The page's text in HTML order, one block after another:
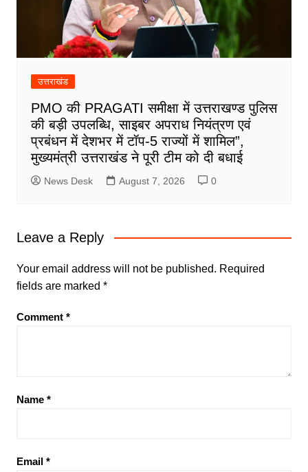
उत्तराखंड
PMO की PRAGATI समीक्षा में उत्तराखण्ड पुलिस
की बड़ी उपलब्धि, साइबर अपराध नियंत्रण एवं
प्रबंधन में देशभर में टॉप-5 राज्यों में शामिल”,
मुख्यमंत्री उत्तराखंड ने पूरी टीम को दी बधाई
News Desk August 7, 2026 0
Leave a Reply
Your email address will not be published. Required
fields are marked *
Comment *
Name *
Email *